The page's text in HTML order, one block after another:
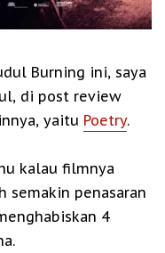
Burning ini, saya
di post review
yaitu Poetry.
kalau filmnya
semakin penasaran
4